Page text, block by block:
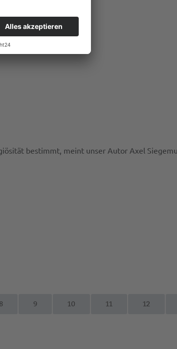
bestimmt, meint unser Autor Axel
8 9 10 11 12